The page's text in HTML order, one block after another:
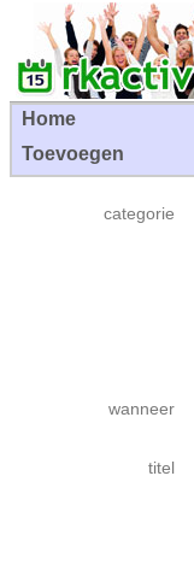
Home
Toevoegen
categorie
wanneer
titel